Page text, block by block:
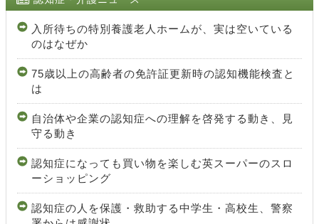
入所待ちの特別養護老人ホームが、実は空いている
のはなぜか
75歳以上の高齢者の免許証更新時の認知機能検査と
は
自治体や企業の認知症への理解を啓発する動き、見
守る動き
認知症になっても買い物を楽しむ英スーパーのスロ
ーショッピング
認知症の人を保護・救助する中学生・高校生、警察